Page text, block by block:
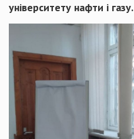
університету нафти і газу.